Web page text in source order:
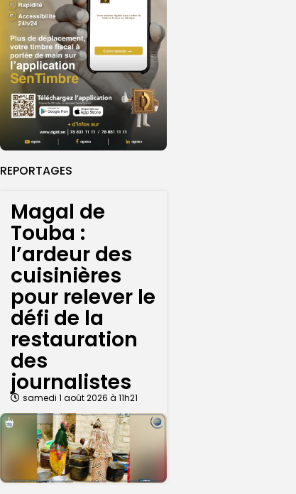
REPORTAGES
Magal de
Touba :
l’ardeur des
cuisinières
pour relever le
défi de la
restauration
des
journalistes
samedi 1 août 2026 à 11h21